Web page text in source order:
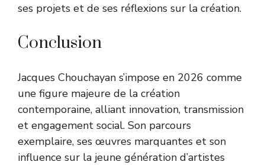
ses projets et de ses réflexions sur la création.
Conclusion
Jacques Chouchayan s’impose en 2026 comme
une figure majeure de la création
contemporaine, alliant innovation, transmission
et engagement social. Son parcours
exemplaire, ses œuvres marquantes et son
influence sur la jeune génération d’artistes